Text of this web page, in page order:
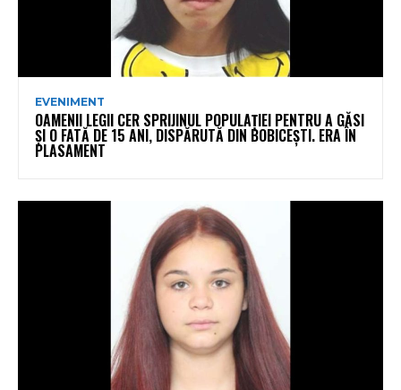
EVENIMENT
OAMENII LEGII CER SPRIJINUL POPULAȚIEI PENTRU A GĂSI
ȘI O FATĂ DE 15 ANI, DISPĂRUTĂ DIN BOBICEȘTI. ERA ÎN
PLASAMENT